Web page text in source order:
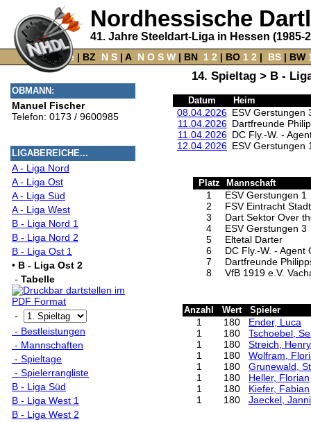
Nordhessische
41. Jahre Steeldart-Liga in Hessen (1985-
Home‌ | BZ N S‌ | A‌ N O S W‌ | BN‌ 1 2 | BO‌ 1 2 | BS| BW‌
14. Spieltag > B -
OBMANN:
Manuel Fischer
Telefon: 0173 / 9600985
LIGABEREICHE...
A - Liga Nord
A - Liga Ost
A - Liga Süd
A - Liga West
B - Liga Nord 1
B - Liga Nord 2
B - Liga Ost 1
• B - Liga Ost 2
- Tabelle
-
- Bestleistungen
- Mannschaften
- Spieltage
- Spielerrangliste
B - Liga Süd
B - Liga West 1
B - Liga West 2
Datum Heim
08.04.2026 ESV Gerstungen
11.04.2026 Dartfreunde
11.04.2026 DC Fly.-W. -
12.04.2026 ESV Gerstungen
Platz Mannschaft
1
ESV Gerstungen 1
2
FSV Eintracht
3
Dart Sektor Over
4
ESV Gerstungen 3
5
Eltetal Darter
6
DC Fly.-W. - Agent
7
Dartfreunde
8
VfB 1919 e.V.
Anzahl Wert Spieler
1 180
Ender, Luca
1
180
Tschoebel,
1
180
Streich,
1
180
Wolfram,
1
180
Grunewald,
1
180
Heller, Florian
1
180
Kiefer, Fabian
1
180 Jaeckel,